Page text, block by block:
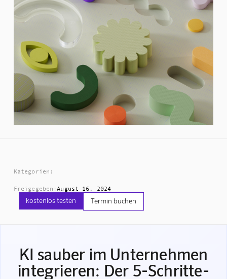
Kategorien:
Freigegeben:August 16, 2024
kostenlos testen Termin buchen
KI sauber im Unternehmen
integrieren: Der 5-Schritte-